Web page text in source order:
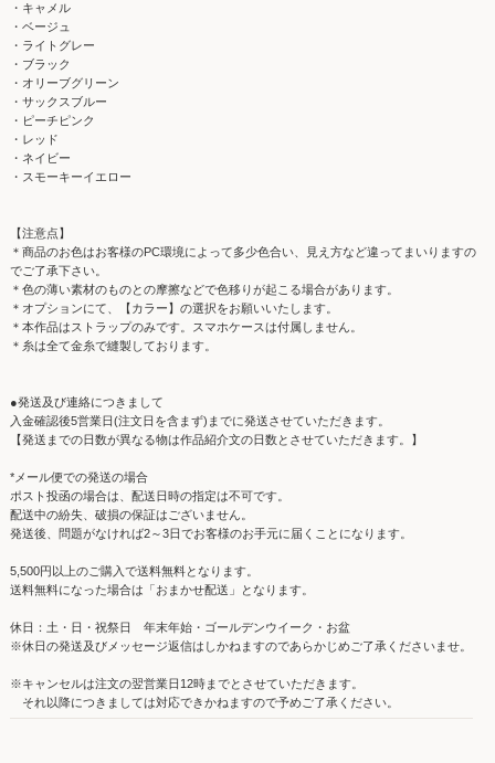
・キャメル
・ベージュ
・ライトグレー
・ブラック
・オリーブグリーン
・サックスブルー
・ピーチピンク
・レッド
・ネイビー
・スモーキーイエロー
【注意点】
＊商品のお色はお客様のPC環境によって多少色合い、見え方など違ってまいりますの
でご了承下さい。
＊色の薄い素材のものとの摩擦などで色移りが起こる場合があります。
＊オプションにて、【カラー】の選択をお願いいたします。
＊本作品はストラップのみです。スマホケースは付属しません。
＊糸は全て金糸で縫製しております。
●発送及び連絡につきまして
入金確認後5営業日(注文日を含まず)までに発送させていただきます。
【発送までの日数が異なる物は作品紹介文の日数とさせていただきます。】
*メール便での発送の場合
ポスト投函の場合は、配送日時の指定は不可です。
配送中の紛失、破損の保証はございません。
発送後、問題がなければ2～3日でお客様のお手元に届くことになります。
5,500円以上のご購入で送料無料となります。
送料無料になった場合は「おまかせ配送」となります。
休日：土・日・祝祭日 年末年始・ゴールデンウイーク・お盆
※休日の発送及びメッセージ返信はしかねますのであらかじめご了承くださいませ。
※キャンセルは注文の翌営業日12時までとさせていただきます。
それ以降につきましては対応できかねますので予めご了承ください。